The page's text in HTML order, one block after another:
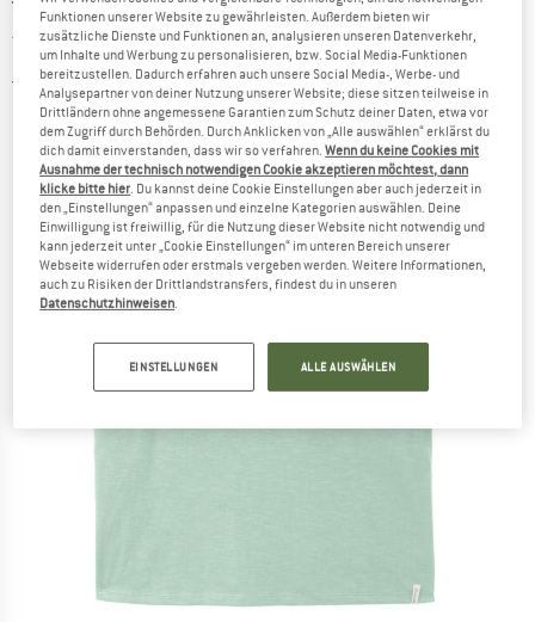
TRANQUILLO -Women's Lässiges Slub-Shirt -
Top
4,0(1)
Funktionen unserer Website zu gewährleisten. Außerdem bieten wir
zusätzliche Dienste und Funktionen an, analysieren unseren Datenverkehr,
um Inhalte und Werbung zu personalisieren, bzw. Social Media-Funktionen
bereitzustellen. Dadurch erfahren auch unsere Social Media-, Werbe- und
Analysepartner von deiner Nutzung unserer Website; diese sitzen teilweise in
Drittländern ohne angemessene Garantien zum Schutz deiner Daten, etwa vor
dem Zugriff durch Behörden. Durch Anklicken von „Alle auswählen“ erklärst du
dich damit einverstanden, dass wir so verfahren.Wenn du keine Cookies mit
Ausnahme der technisch notwendigen Cookie akzeptieren möchtest, dann
klicke bitte hier . Du kannst deine Cookie Einstellungen aber auch jederzeit in
den „Einstellungen“ anpassen und einzelne Kategorien auswählen. Deine
Einwilligung ist freiwillig, für die Nutzung dieser Website nicht notwendig und
kann jederzeit unter „Cookie Einstellungen“ im unteren Bereich unserer
Webseite widerrufen oder erstmals vergeben werden. Weitere Informationen,
auch zu Risiken der Drittlandstransfers, findest du in unseren
Datenschutzhinweisen
EINSTELLUNGEN ALLE AUSWÄHLEN